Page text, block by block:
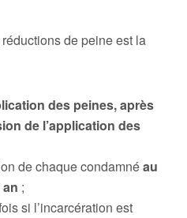
de peine est la
des peines, après
de l’application des
de chaque condamnéau
;
si l’incarcération est